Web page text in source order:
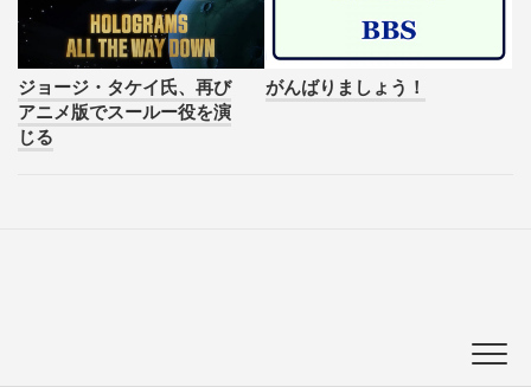
ジョージ・タケイ氏、再び
アニメ版でスールー役を演
じる
がんばりましょう！